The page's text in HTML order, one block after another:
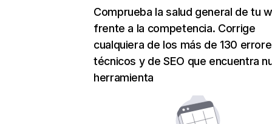
Comprueba la salud general de tu
frente a la competencia. Corrige
cualquiera de los más de 130
técnicos y de SEO que encuentra
herramienta